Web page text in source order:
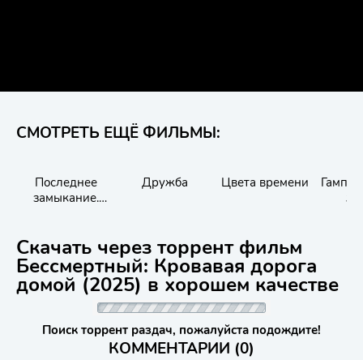
СМОТРЕТЬ ЕЩЁ ФИЛЬМЫ:
Последнее
замыкание.
Дружба Цвета времени
Гампи.
Скачать через торрент фильм
Бессмертный: Кровавая дорога
домой (2025) в хорошем качестве
Поиск торрент раздач, пожалуйста подождите!
КОММЕНТАРИИ (0)